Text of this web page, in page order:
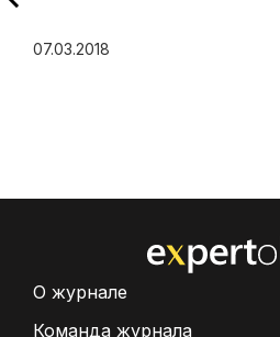
07.03.2018
О журнале
Команда журнала